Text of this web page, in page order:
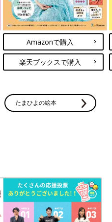
Amazonで購入
楽天ブックスで購入
たまひよの絵本